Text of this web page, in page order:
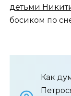
детьми
босиком по
Как